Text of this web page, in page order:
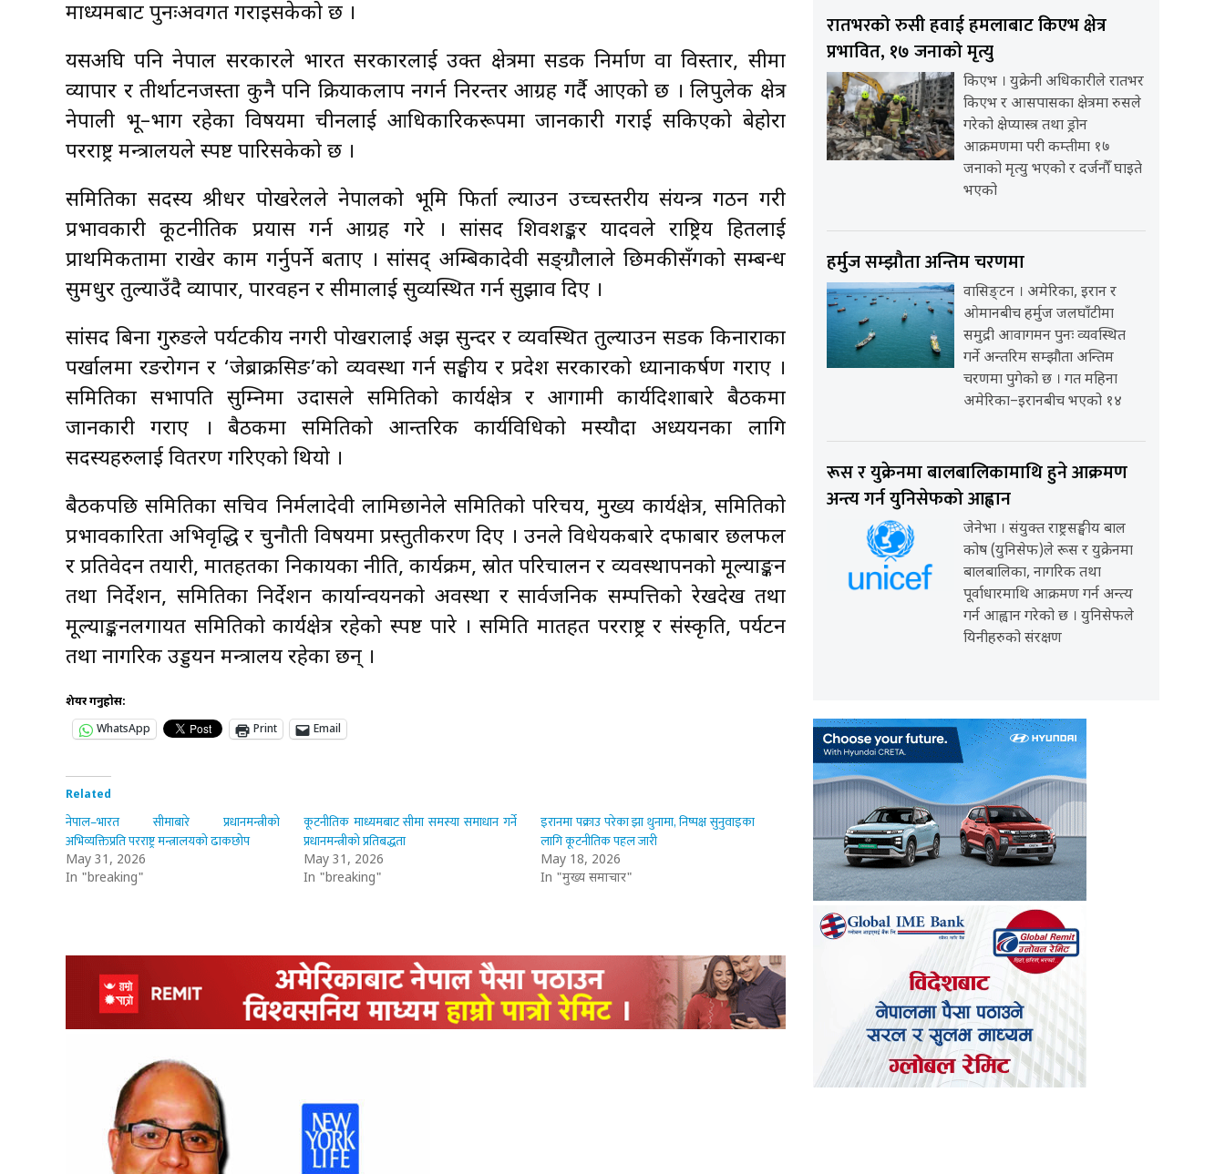
माध्यमबाट पुनःअवगत गराइसकेको छ ।
यसअघि पनि नेपाल सरकारले भारत सरकारलाई उक्त क्षेत्रमा सडक निर्माण वा विस्तार, सीमा
व्यापार र तीर्थाटनजस्ता कुनै पनि क्रियाकलाप नगर्न निरन्तर आग्रह गर्दै आएको छ । लिपुलेक क्षेत्र
नेपाली भू–भाग रहेका विषयमा चीनलाई आधिकारिकरूपमा जानकारी गराई सकिएको बेहोरा
परराष्ट्र मन्त्रालयले स्पष्ट पारिसकेको छ ।
समितिका सदस्य श्रीधर पोखरेलले नेपालको भूमि फिर्ता ल्याउन उच्चस्तरीय संयन्त्र गठन गरी
प्रभावकारी कूटनीतिक प्रयास गर्न आग्रह गरे । सांसद शिवशङ्कर यादवले राष्ट्रिय हितलाई
प्राथमिकतामा राखेर काम गर्नुपर्ने बताए । सांसद् अम्बिकादेवी सङ्ग्रौलाले छिमकीसँगको सम्बन्ध
सुमधुर तुल्याउँदै व्यापार, पारवहन र सीमालाई सुव्यस्थित गर्न सुझाव दिए ।
सांसद बिना गुरुङले पर्यटकीय नगरी पोखरालाई अझ सुन्दर र व्यवस्थित तुल्याउन सडक किनाराका
पर्खालमा रङरोगन र ‘जेब्राक्रसिङ’को व्यवस्था गर्न सङ्घीय र प्रदेश सरकारको ध्यानाकर्षण गराए ।
समितिका सभापति सुम्निमा उदासले समितिको कार्यक्षेत्र र आगामी कार्यदिशाबारे बैठकमा
जानकारी गराए । बैठकमा समितिको आन्तरिक कार्यविधिको मस्यौदा अध्ययनका लागि
सदस्यहरुलाई वितरण गरिएको थियो ।
बैठकपछि समितिका सचिव निर्मलादेवी लामिछानेले समितिको परिचय, मुख्य कार्यक्षेत्र, समितिको
प्रभावकारिता अभिवृद्धि र चुनौती विषयमा प्रस्तुतीकरण दिए । उनले विधेयकबारे दफाबार छलफल
र प्रतिवेदन तयारी, मातहतका निकायका नीति, कार्यक्रम, स्रोत परिचालन र व्यवस्थापनको मूल्याङ्कन
तथा निर्देशन, समितिका निर्देशन कार्यान्वयनको अवस्था र सार्वजनिक सम्पत्तिको रेखदेख तथा
मूल्याङ्कनलगायत समितिको कार्यक्षेत्र रहेको स्पष्ट पारे । समिति मातहत परराष्ट्र र संस्कृति, पर्यटन
तथा नागरिक उड्डयन मन्त्रालय रहेका छन् ।
शेयर गर्नुहोस:
WhatsApp
Print Email
Related
नेपाल–भारत सीमाबारे प्रधानमन्त्रीको
अभिव्यक्तिप्रति परराष्ट्र मन्त्रालयको ढाकछोप
May 31, 2026
In "breaking"
कूटनीतिक माध्यमबाट सीमा समस्या समाधान गर्ने
प्रधानमन्त्रीको प्रतिबद्धता
May 31, 2026
In "breaking"
इरानमा पक्राउ परेका झा थुनामा, निष्पक्ष सुनुवाइका
लागि कूटनीतिक पहल जारी
May 18, 2026
In "मुख्य समाचार"
रातभरको रुसी हवाई हमलाबाट किएभ क्षेत्र
प्रभावित, १७ जनाको मृत्यु
किएभ । युक्रेनी अधिकारीले रातभर
किएभ र आसपासका क्षेत्रमा रुसले
गरेको क्षेप्यास्त्र तथा ड्रोन
आक्रमणमा परी कम्तीमा १७
जनाको मृत्यु भएको र दर्जनौँ घाइते
भएको
हर्मुज सम्झौता अन्तिम चरणमा
वासिङ्टन । अमेरिका, इरान र
ओमानबीच हर्मुज जलघाँटीमा
समुद्री आवागमन पुनः व्यवस्थित
गर्ने अन्तरिम सम्झौता अन्तिम
चरणमा पुगेको छ । गत महिना
अमेरिका–इरानबीच भएको १४
रूस र युक्रेनमा बालबालिकामाथि हुने आक्रमण
अन्त्य गर्न युनिसेफको आह्वान
जेनेभा । संयुक्त राष्ट्रसङ्घीय बाल
कोष (युनिसेफ)ले रूस र युक्रेनमा
बालबालिका, नागरिक तथा
पूर्वाधारमाथि आक्रमण गर्न अन्त्य
गर्न आह्वान गरेको छ । युनिसेफले
यिनीहरुको संरक्षण